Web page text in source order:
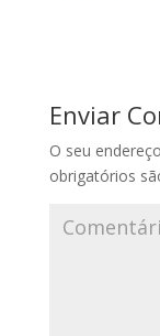
Enviar
O seu
obrigatórios